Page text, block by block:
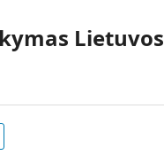
Lietuvos